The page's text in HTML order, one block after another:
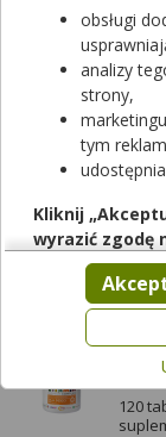
Wyniki
Wyczyść filtry
Dostępność
120
obsługi
analizy
strony,
tym
Kliknij
wyrazić zgodę
partnerów
Pamiętaj, że
zgodę możesz
zgodę na
celach. Jeżeli
przeprowadzić
dokonać za